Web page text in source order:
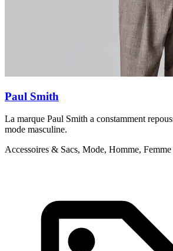
Paul Smith
La marque Paul Smith a constamment
mode masculine.
Accessoires & Sacs, Mode, Homme, Femme